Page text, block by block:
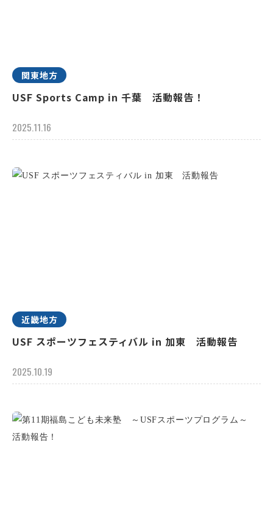
関東地方
USF Sports Camp in 千葉 活動報告！
2025.11.16
近畿地方
USF スポーツフェスティバル in 加東 活動報告
2025.10.19